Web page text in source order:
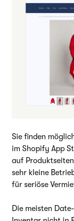
Sie finden
im Shopify App
auf
sehr kleine
für seriöse
Die meisten